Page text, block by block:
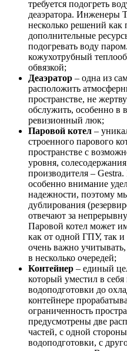
требуется подогреть
деаэратора.
несколько решений как
дополнительные
подогревать воду
кожухотрубный
обвязкой;
Деаэратор – одна из
расположить
пространстве, не
обслужить, особенно в
ревизионный люк;
Паровой котел –
строенного парового
пространстве с
уровня,
производителя –
особенно внимание
надежности, поэтому
дублирования
отвечают за
Паровой котел может
как от одной ГПУ, так и
очень важно учитывать,
в несколько очередей;
Контейнер – единый
который уместил в
водоподготовки до
контейнере
ограниченность
предусмотрены две
частей, с одной
водоподготовки, с